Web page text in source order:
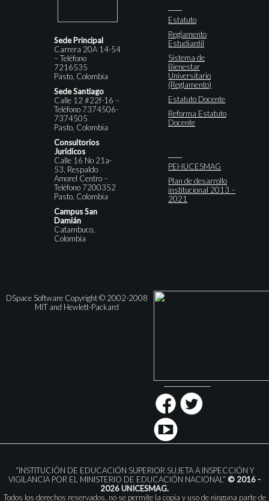
Sede Principal
Carrera 20A 14-54
– Teléfono
7216535
Pasto, Colombia
Sede Santiago
Calle 12 #22f-16 –
Teléfono 7374506-
7374505
Pasto, Colombia
Consultorios
Jurídicos
Calle 16 No 21a-
53, Respaldo
Amorel Centro –
Teléfono 7200352
Pasto, Colombia
Campus San
Damián
Catambuco,
Colombia
Estatuto
Reglamento
Estudiantil
Sistema de
Bienestar
Universitario
(Reglamento)
Estatuto Docente
Reforma Estatuto
Docente
PEI-IUCESMAG
Plan de desarrollo
institucional 2013 –
2021
DSpace Software Copyright © 2002-2008
MIT and Hewlett-Packard
“INSTITUCIÓN DE EDUCACIÓN SUPERIOR SUJETA A INSPECCIÓN Y
VIGILANCIA POR EL MINISTERIO DE EDUCACIÓN NACIONAL” © 2016 -
2026 UNICESMAG.
Todos los derechos reservados, no se permite la copia y uso de ninguna parte de